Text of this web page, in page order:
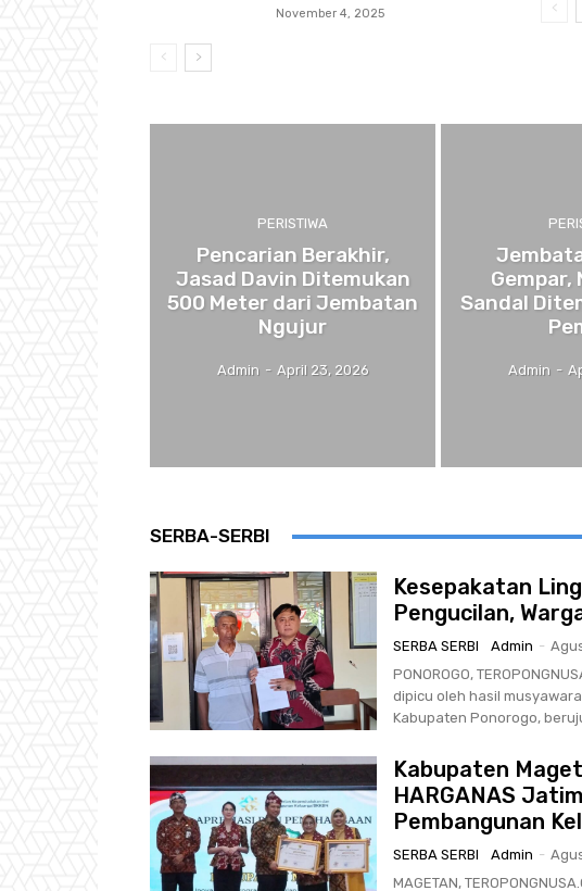
November 4, 2025
PERISTIWA
Pencarian Berakhir,
Jasad Davin Ditemukan
500 Meter dari Jembatan
Ngujur
Admin - April 23, 2026
Gempar,
Sandal
Admin -
SERBA-SERBI
Kesepakatan
Pengucilan,
SERBA SERBI Admin -
PONOROGO,
dipicu oleh hasil
Kabupaten Ponorogo,
Kabupaten
HARGANAS
Pembangunan
SERBA SERBI Admin -
MAGETAN,